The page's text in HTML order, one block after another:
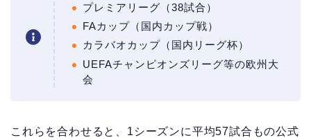
プレミアリーグ（38試合）
FAカップ（国内カップ戦）
カラバオカップ（国内リーグ杯）
UEFAチャンピオンズリーグ等の欧州大
会
これらを合わせると、1シーズンに平均57試合もの公式